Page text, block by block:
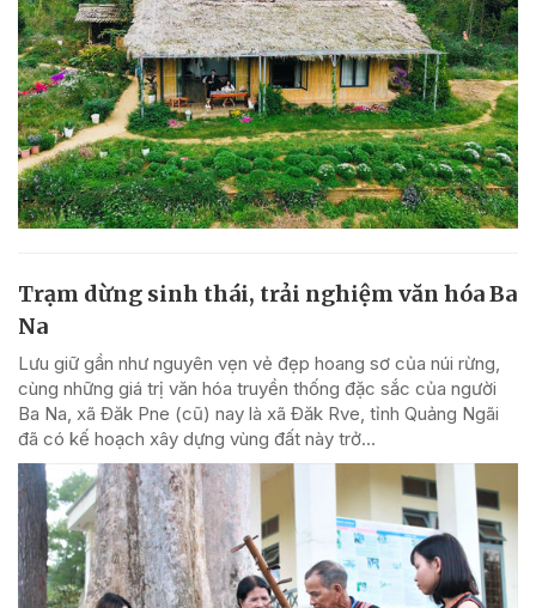
Trạm dừng sinh thái, trải nghiệm văn hóa Ba
Na
Lưu giữ gần như nguyên vẹn vẻ đẹp hoang sơ của núi rừng,
cùng những giá trị văn hóa truyền thống đặc sắc của người
Ba Na, xã Đăk Pne (cũ) nay là xã Đăk Rve, tỉnh Quảng Ngãi
đã có kế hoạch xây dựng vùng đất này trở...